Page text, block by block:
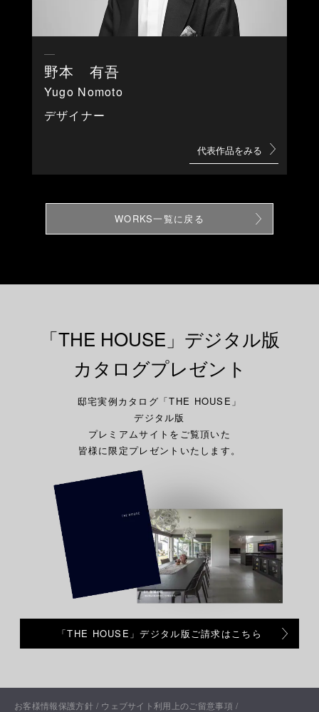
野本 有吾
Yugo Nomoto
デザイナー
代表作品をみる
WORKS一覧に戻る
「THE HOUSE 」 デジタ ル版
カ タ ロ グプレゼン ト
邸宅実例カタログ「THE HOUSE」
デジタル版
プレミアムサイトをご覧頂いた
皆様に限定プレゼントいたします。
「THE HOUSE」デジタル版ご請求はこちら
お客様情報保護方針 ウェブサイト利用上のご留意事項